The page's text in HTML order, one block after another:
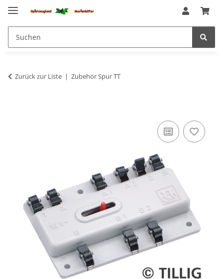
Zurück zur Liste Zubehör Spur TT